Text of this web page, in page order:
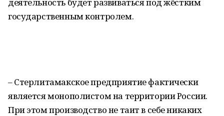
государственным контролем.
– Стерлитамакское предприятие фактически
является монополистом на территории России.
При этом производство не таит в себе никаких